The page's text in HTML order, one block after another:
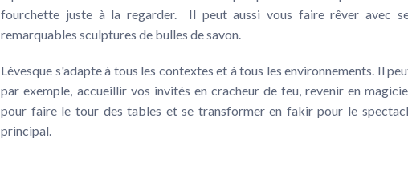
fourchette juste à la regarder. Il peut aussi vous faire rêver avec
remarquables sculptures de bulles de savon.
Lévesque s'adapte à tous les contextes et à tous les environnements. Il
par exemple, accueillir vos invités en cracheur de feu, revenir en
pour faire le tour des tables et se transformer en fakir pour le
principal.